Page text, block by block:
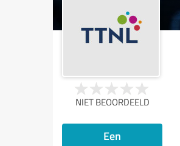
NIET BEOORDEELD
Een